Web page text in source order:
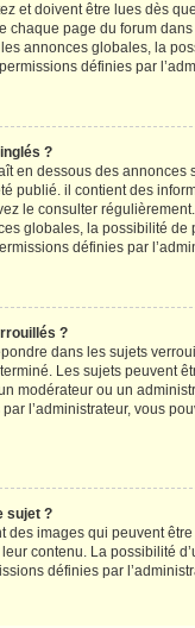
et doivent être lues dès
chaque page du forum
annonces globales, la
définies par
?
en dessous des annonces
publié. il contient des
le consulter
globales, la possibilité de
définies par
?
dans les sujets
Les sujets peuvent
modérateur ou un
l’administrateur, vous
sujet ?
des images qui peuvent
contenu. La possibilité
définies par